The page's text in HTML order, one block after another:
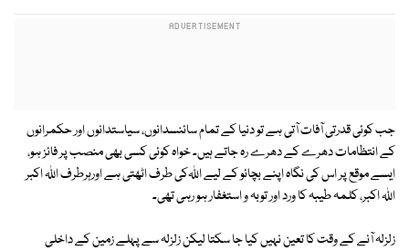
جب کوئی قدرتی آفات آتی ہے تو دنیا کے تمام سائنسدانوں، سیاستدانوں اور حکمرانوں
کے انتظامات دھرے کے دھرے رہ جاتے ہیں۔ خواہ کوئی کسی بھی منصب پر فائز ہو،
ایسے موقع پر اس کی نگاہ اپنے بچائو کے لیے اﷲکی طرف اٹھتی ہے اورہرطرف اﷲ اکبر
اﷲ اکبر، کلمہ طیبہ کا ورد اور توبہ و استغفار ہو رہی تھی۔
زلزلہ آنے کے وقت کا تعین نہیں کیا جا سکتا لیکن زلزلہ سے پہلے زمین کے داخلی